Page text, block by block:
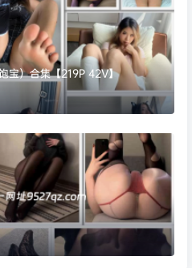
宝）合集【219P 42V】